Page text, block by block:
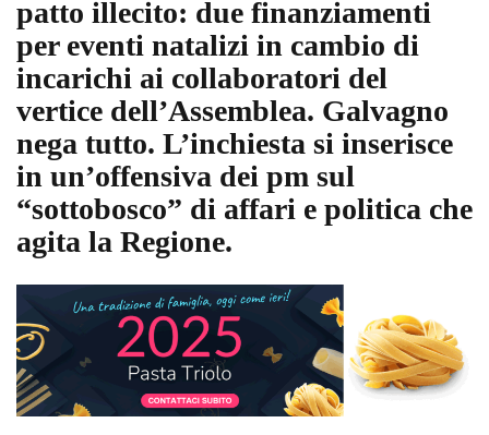
patto illecito: due finanziamenti
per eventi natalizi in cambio di
incarichi ai collaboratori del
vertice dell’Assemblea. Galvagno
nega tutto. L’inchiesta si inserisce
in un’offensiva dei pm sul
“sottobosco” di affari e politica che
agita la Regione.